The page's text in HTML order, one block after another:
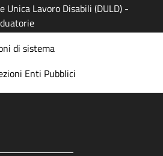
Unica Lavoro Disabili (DULD) -
di sistema
Enti Pubblici